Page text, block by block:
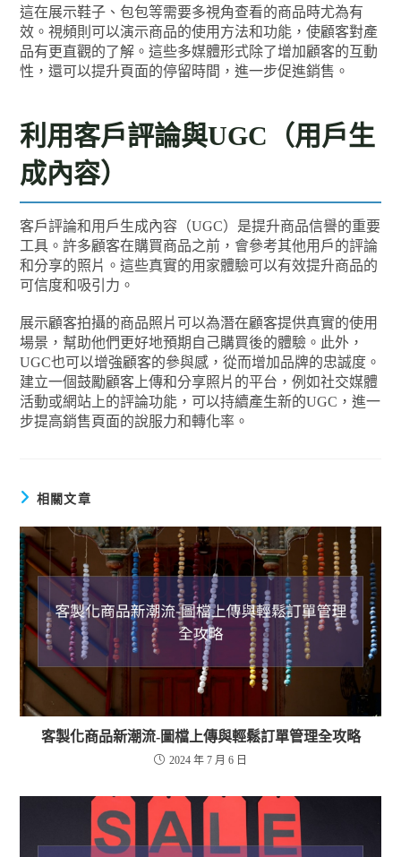
這在展示鞋子、包包等需要多視角查看的商品時尤為有
效。視頻則可以演示商品的使用方法和功能，使顧客對產
品有更直觀的了解。這些多媒體形式除了增加顧客的互動
性，還可以提升頁面的停留時間，進一步促進銷售。
利用客戶評論與UGC（用戶生
成內容）
客戶評論和用戶生成內容（UGC）是提升商品信譽的重要
工具。許多顧客在購買商品之前，會參考其他用戶的評論
和分享的照片。這些真實的用家體驗可以有效提升商品的
可信度和吸引力。
展示顧客拍攝的商品照片可以為潛在顧客提供真實的使用
場景，幫助他們更好地預期自己購買後的體驗。此外，
UGC也可以增強顧客的參與感，從而增加品牌的忠誠度。
建立一個鼓勵顧客上傳和分享照片的平台，例如社交媒體
活動或網站上的評論功能，可以持續產生新的UGC，進一
步提高銷售頁面的說服力和轉化率。
相關文章
客製化商品新潮流-圖檔上傳與輕鬆訂單管理全攻略
2024 年 7 月 6 日